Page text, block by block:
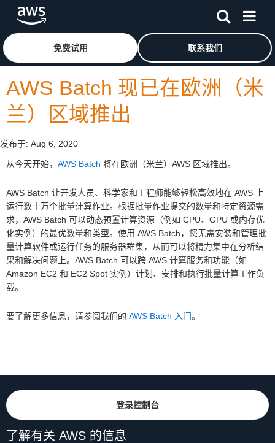
跳至主要内容
免费试用 联系我们
AWS Batch 现已在欧洲（米
兰）区域推出
发布于: Aug 6, 2020
从今天开始， AWS Batch 将在欧洲（米兰）AWS 区域推出。
AWS Batch 让开发人员、科学家和工程师能够轻松高效地在 AWS 上
运行数十万个批量计算作业。根据批量作业提交的数量和特定资源需
求，AWS Batch 可以动态预置计算资源（例如 CPU、GPU 或内存优
化实例）的最优数量和类型。使用 AWS Batch，您无需安装和管理批
量计算软件或运行任务的服务器群集，从而可以将精力集中在分析结
果和解决问题上。AWS Batch 可以跨 AWS 计算服务和功能（如
Amazon EC2 和 EC2 Spot 实例）计划、安排和执行批量计算工作负
载。
要了解更多信息，请参阅我们的 AWS Batch 入门。
登录控制台
了解有关 AWS 的信息